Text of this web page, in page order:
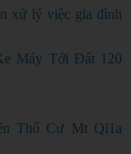
xử lý việc gia đình
Máy Tới Đất 120
Thổ Cư Mt Ql1a